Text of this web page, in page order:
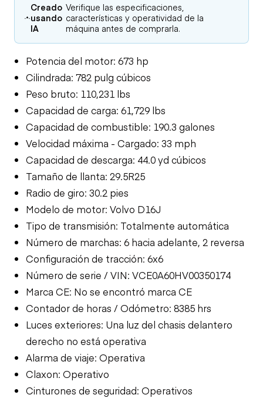
Creado
usando
IA
Verifique las especificaciones,
características y operatividad de la
máquina antes de comprarla.
Potencia del motor: 673 hp
Cilindrada: 782 pulg cúbicos
Peso bruto: 110,231 lbs
Capacidad de carga: 61,729 lbs
Capacidad de combustible: 190.3 galones
Velocidad máxima - Cargado: 33 mph
Capacidad de descarga: 44.0 yd cúbicos
Tamaño de llanta: 29.5R25
Radio de giro: 30.2 pies
Modelo de motor: Volvo D16J
Tipo de transmisión: Totalmente automática
Número de marchas: 6 hacia adelante, 2 reversa
Configuración de tracción: 6x6
Número de serie / VIN: VCE0A60HV00350174
Marca CE: No se encontró marca CE
Contador de horas / Odómetro: 8385 hrs
Luces exteriores: Una luz del chasis delantero
derecho no está operativa
Alarma de viaje: Operativa
Claxon: Operativo
Cinturones de seguridad: Operativos